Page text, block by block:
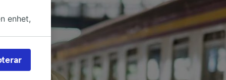
enhet,
för